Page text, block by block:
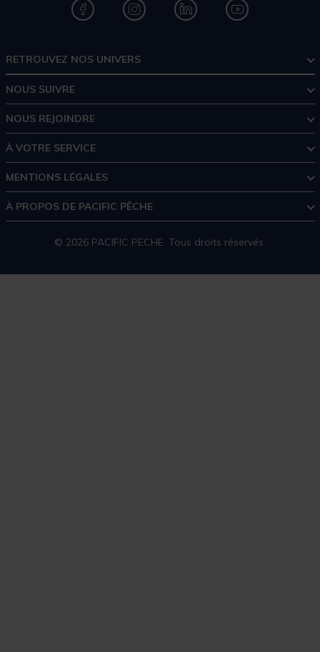
RETROUVEZ NOS UNIVERS
NOUS SUIVRE
NOUS REJOINDRE
À VOTRE SERVICE
MENTIONS LÉGALES
À PROPOS DE PACIFIC PÊCHE
© 2026 PACIFIC PECHE. Tous droits réservés.